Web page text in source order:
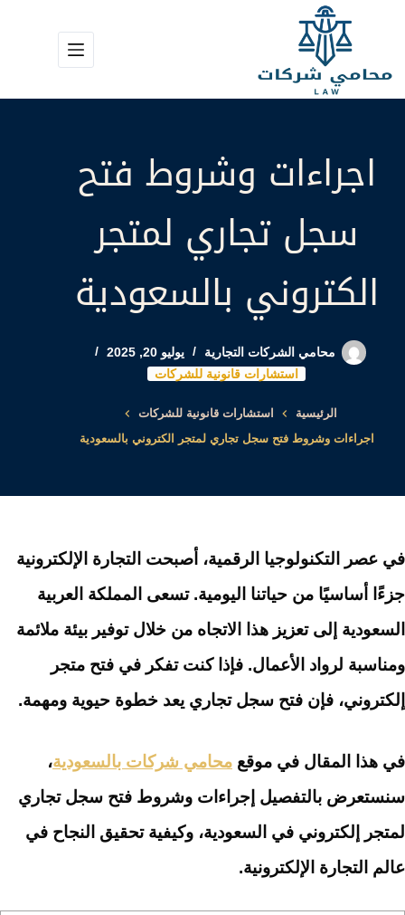
اجراءات وشروط فتح
سجل تجاري لمتجر
الكتروني بالسعودية
محامي الشركات التجارية
يوليو 20, 2025
استشارات قانونية للشركات
الرئيسية
استشارات قانونية للشركات
اجراءات وشروط فتح سجل تجاري لمتجر الكتروني بالسعودية
في عصر التكنولوجيا الرقمية، أصبحت التجارة الإلكترونية
جزءًا أساسيًا من حياتنا اليومية. تسعى المملكة العربية
السعودية إلى تعزيز هذا الاتجاه من خلال توفير بيئة ملائمة
ومناسبة لرواد الأعمال. فإذا كنت تفكر في فتح متجر
إلكتروني، فإن فتح سجل تجاري يعد خطوة حيوية ومهمة.
في هذا المقال في موقع محامي شركات بالسعودية،
سنستعرض بالتفصيل إجراءات وشروط فتح سجل تجاري
لمتجر إلكتروني في السعودية، وكيفية تحقيق النجاح في
عالم التجارة الإلكترونية.